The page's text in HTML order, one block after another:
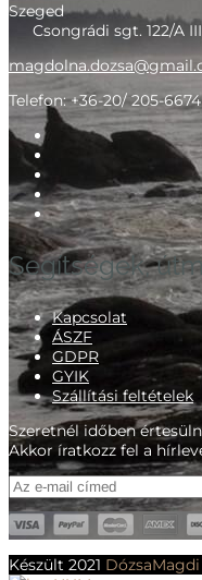
Szeged
Csongrádi sgt. 122/A
Telefon: +36-20/ 205-6674
Segítségek,
Kapcsolat
ÁSZF
GDPR
GYIK
Szállítási feltételek
Szeretnél időben
Akkor íratkozz fel a
Készült 2021